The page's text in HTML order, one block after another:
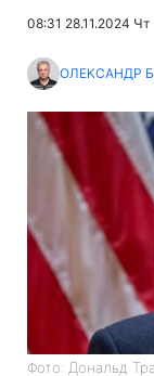
08:31 28.11.2024 Чт
ОЛЕКСАНДР
Фото: Дональд